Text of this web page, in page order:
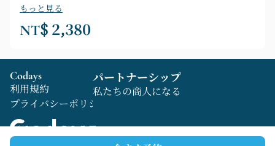
もっと見る
NT$ 2,380
Codays
利用規約
プライバシーポリシー
パートナーシップ
私たちの商人になる